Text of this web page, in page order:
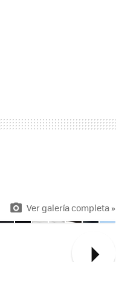
Ver galería completa »